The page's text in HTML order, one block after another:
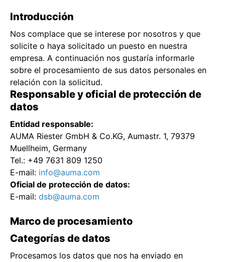
Introducción
Nos complace que se interese por nosotros y que
solicite o haya solicitado un puesto en nuestra
empresa. A continuación nos gustaría informarle
sobre el procesamiento de sus datos personales en
relación con la solicitud.
Responsable y oficial de protección de
datos
Entidad responsable:
AUMA Riester GmbH & Co.KG, Aumastr. 1, 79379
Muellheim, Germany
Tel.: +49 7631 809 1250
E-mail: info@auma.com
Oficial de protección de datos:
E-mail: dsb@auma.com
Marco de procesamiento
Categorías de datos
Procesamos los datos que nos ha enviado en